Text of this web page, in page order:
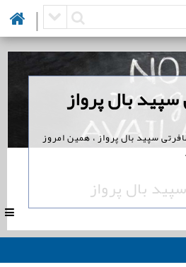
|
بال پرواز
سپید بال پرواز ، همین امروز
بال پرواز